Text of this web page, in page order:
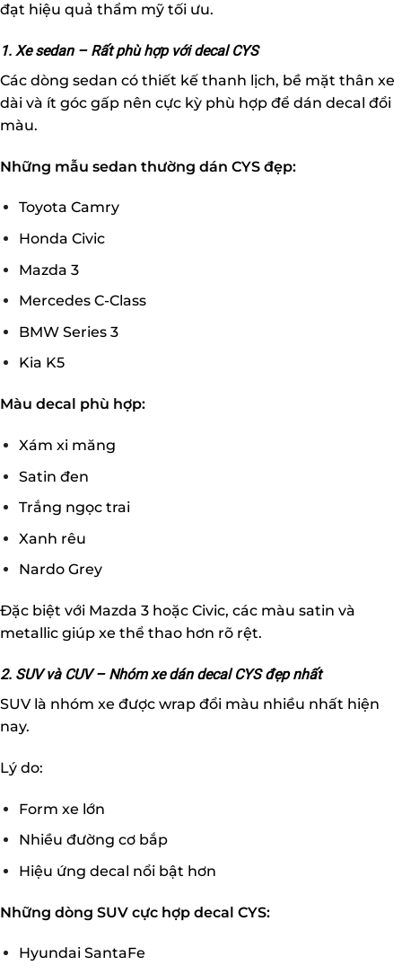
đạt hiệu quả thẩm mỹ tối ưu.
1. Xe sedan – Rất phù hợp với decal CYS
Các dòng sedan có thiết kế thanh lịch, bề mặt thân xe
dài và ít góc gấp nên cực kỳ phù hợp để dán decal đổi
màu.
Những mẫu sedan thường dán CYS đẹp:
Toyota Camry
Honda Civic
Mazda 3
Mercedes C-Class
BMW Series 3
Kia K5
Màu decal phù hợp:
Xám xi măng
Satin đen
Trắng ngọc trai
Xanh rêu
Nardo Grey
Đặc biệt với Mazda 3 hoặc Civic, các màu satin và
metallic giúp xe thể thao hơn rõ rệt.
2. SUV và CUV – Nhóm xe dán decal CYS đẹp nhất
SUV là nhóm xe được wrap đổi màu nhiều nhất hiện
nay.
Lý do:
Form xe lớn
Nhiều đường cơ bắp
Hiệu ứng decal nổi bật hơn
Những dòng SUV cực hợp decal CYS:
Hyundai SantaFe